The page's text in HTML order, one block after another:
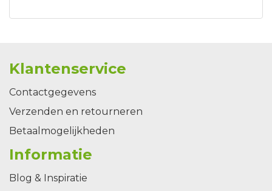
Klantenservice
Contactgegevens
Verzenden en retourneren
Betaalmogelijkheden
Informatie
Blog & Inspiratie